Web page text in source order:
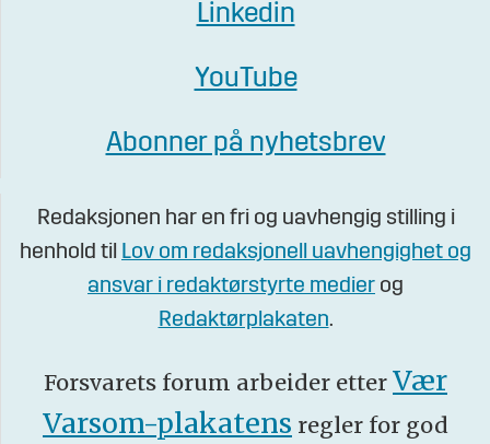
Linkedin
YouTube
Abonner på nyhetsbrev
Redaksjonen har en fri og uavhengig stilling i
henhold til Lov om redaksjonell uavhengighet og
ansvar i redaktørstyrte medier og
Redaktørplakaten.
Forsvarets forum arbeider etter Vær
Varsom-plakatens regler for god